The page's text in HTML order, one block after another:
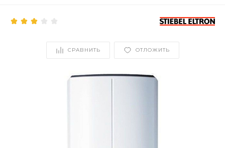
СРАВНИТЬ ОТЛОЖИТЬ